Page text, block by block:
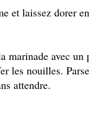
et laissez dorer
avec un
les nouilles.
attendre.